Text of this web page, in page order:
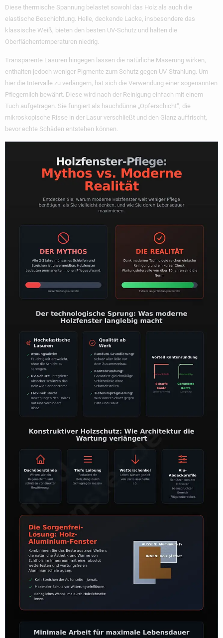
Diese thermische Spannung belastet sowohl das Holz als auch die
elastische Beschichtung. Helle, deckende Lacke, insbesondere das
klassische Weiß, bieten den besten UV-Schutz und halten die
Oberflächentemperaturen niedrig.
Transparente Lasuren hingegen lassen die natürliche Maserung wirken,
enthalten jedoch weniger Pigmente zum Schutz gegen UV-Strahlung. Um
hier die Intervalle zu verlängern, hat sich die Verwendung einer sogenannten
Pflegemilch bewährt. Diese wird nach der Reinigung einfach mit einem
Tuch aufgetragen. Sie fungiert als hauchdünne „Opferschicht“, die
mikroskopische Risse in der Lasur verschließt und den Glanz auffrischt,
bevor echte Schäden entstehen können.